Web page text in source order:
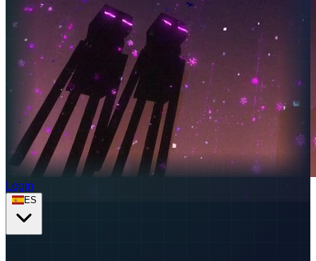
Login
ES